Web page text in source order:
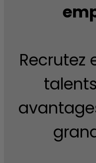
Recrutez